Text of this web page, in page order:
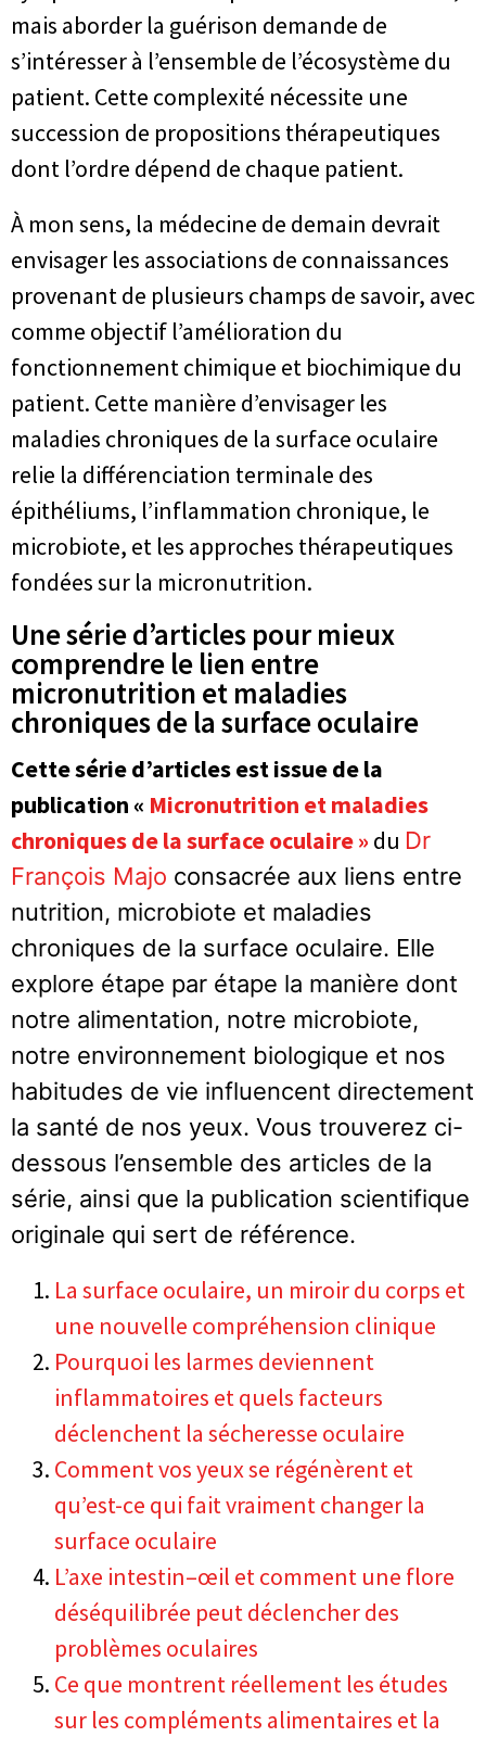
mais aborder la guérison demande de
s’intéresser à l’ensemble de l’écosystème du
patient. Cette complexité nécessite une
succession de propositions thérapeutiques
dont l’ordre dépend de chaque patient.
À mon sens, la médecine de demain devrait
envisager les associations de connaissances
provenant de plusieurs champs de savoir, avec
comme objectif l’amélioration du
fonctionnement chimique et biochimique du
patient. Cette manière d’envisager les
maladies chroniques de la surface oculaire
relie la différenciation terminale des
épithéliums, l’inflammation chronique, le
microbiote, et les approches thérapeutiques
fondées sur la micronutrition.
Une série d’articles pour mieux
comprendre le lien entre
micronutrition et maladies
chroniques de la surface oculaire
Cette série d’articles est issue de la
publication « Micronutrition et maladies
chroniques de la surface oculaire » du Dr
François Majo consacrée aux liens entre
nutrition, microbiote et maladies
chroniques de la surface oculaire. Elle
explore étape par étape la manière dont
notre alimentation, notre microbiote,
notre environnement biologique et nos
habitudes de vie influencent directement
la santé de nos yeux. Vous trouverez ci-
dessous l’ensemble des articles de la
série, ainsi que la publication scientifique
originale qui sert de référence.
La surface oculaire, un miroir du corps et
une nouvelle compréhension clinique
Pourquoi les larmes deviennent
inflammatoires et quels facteurs
déclenchent la sécheresse oculaire
Comment vos yeux se régénèrent et
qu’est-ce qui fait vraiment changer la
surface oculaire
L’axe intestin–œil et comment une flore
déséquilibrée peut déclencher des
problèmes oculaires
Ce que montrent réellement les études
sur les compléments alimentaires et la